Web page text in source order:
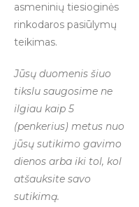
asmeninių tiesioginės
rinkodaros pasiūlymų
teikimas.
Jūsų duomenis šiuo
tikslu saugosime ne
ilgiau kaip 5
(penkerius) metus nuo
jūsų sutikimo gavimo
dienos arba iki tol, kol
atšauksite savo
sutikimą.